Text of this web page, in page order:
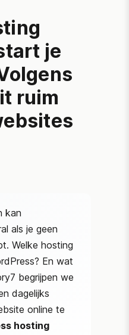
je
ruim
kan
als je geen
Welke hosting
En wat
begrijpen we
dagelijks
online te
hosting